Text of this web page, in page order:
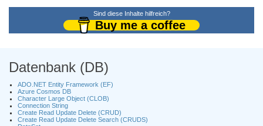
Sind diese Inhalte hilfreich?
Buy me a coffee
Datenbank (DB)
ADO.NET Entity Framework (EF)
Azure Cosmos DB
Character Large Object (CLOB)
Connection String
Create Read Update Delete (CRUD)
Create Read Update Delete Search (CRUDS)